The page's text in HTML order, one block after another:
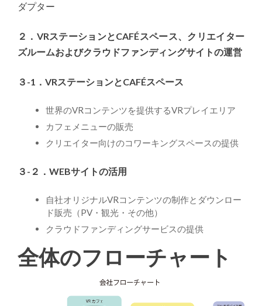
ダプター
２．VRステーションとCAFÉスペース、クリエイター
ズルームおよびクラウドファンディングサイトの運営
３-1．VRステーションとCAFÉスペース
世界のVRコンテンツを提供するVRプレイエリア
カフェメニューの販売
クリエイター向けのコワーキングスペースの提供
３-２．WEBサイトの活用
自社オリジナルVRコンテンツの制作とダウンロー
ド販売（PV・観光・その他）
クラウドファンディングサービスの提供
全体のフローチャート